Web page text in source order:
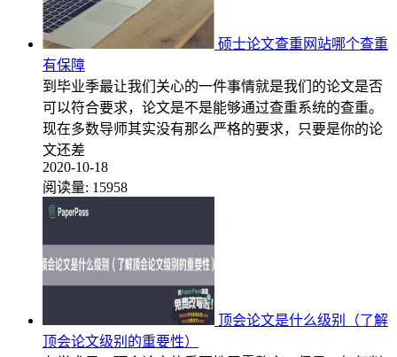
硕士论文查重网站哪个查重
有保障
到毕业季最让我们关心的一件事情就是我们的论文是否
可以符合要求，论文是不是能够通过查重系统的查重。
现在多数导师其实没有那么严格的要求，只要是你的论
文还差
2020-10-18
阅读量: 15958
顶会论文是什么级别（了解
顶会论文级别的重要性）